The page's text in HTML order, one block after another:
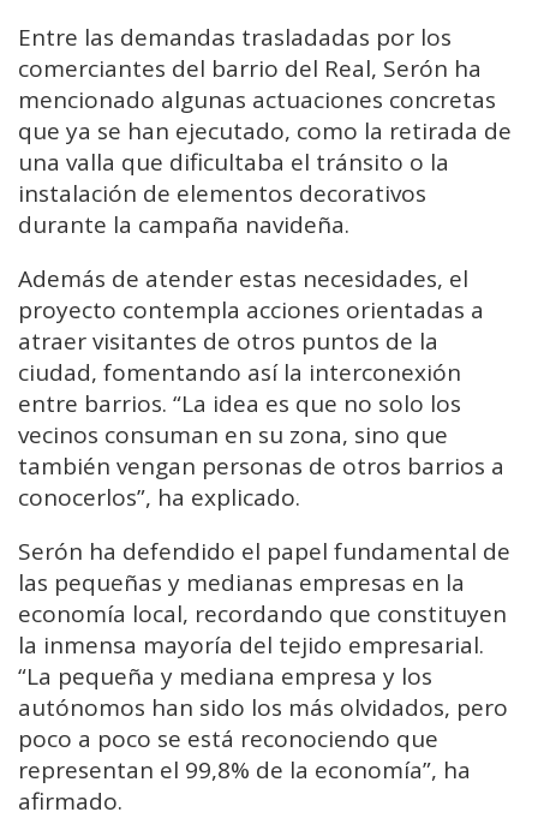
Entre las demandas trasladadas por los
comerciantes del barrio del Real, Serón ha
mencionado algunas actuaciones concretas
que ya se han ejecutado, como la retirada de
una valla que dificultaba el tránsito o la
instalación de elementos decorativos
durante la campaña navideña.
Además de atender estas necesidades, el
proyecto contempla acciones orientadas a
atraer visitantes de otros puntos de la
ciudad, fomentando así la interconexión
entre barrios. “La idea es que no solo los
vecinos consuman en su zona, sino que
también vengan personas de otros barrios a
conocerlos”, ha explicado.
Serón ha defendido el papel fundamental de
las pequeñas y medianas empresas en la
economía local, recordando que constituyen
la inmensa mayoría del tejido empresarial.
“La pequeña y mediana empresa y los
autónomos han sido los más olvidados, pero
poco a poco se está reconociendo que
representan el 99,8% de la economía”, ha
afirmado.